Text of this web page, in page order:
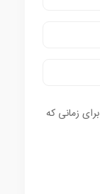
زمانی که